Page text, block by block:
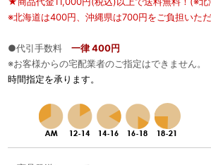
※北海道は400円、沖縄県は700円をご負担いただ
●代引手数料 一律 400円
※お客様からの宅配業者のご指定はできません。
時間指定を承ります。